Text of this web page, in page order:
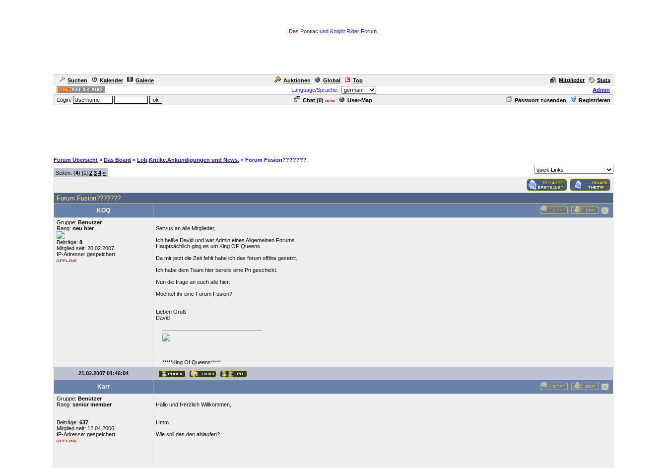
Das Pontiac und Knight Rider Forum.
Suchen Kalender Galerie Auktionen Global Top Mitglieder
Stats
Language/Sprache:
Admin
Login:
Chat (0) new User-Map Passwort zusenden Registrieren
Forum Übersicht » Das Board » Lob,Kritike,Ankündigungen und News. » Forum Fusion???????
Seiten: (4) [1] 2 3 4 »
Forum Fusion???????
KOQ
Gruppe: Benutzer
Rang: neu hier
Beiträge: 8
Mitglied seit: 20.02.2007
IP-Adresse: gespeichert
Servus an alle Mitglieder,
Ich heiße David und war Admin eines Allgemeinen Forums.
Hauptsächlich ging es um King OF Queens.
Da mir jetzt die Zeit fehlt habe ich das forum offline gesetzt.
Ich habe dem Team hier bereits eine Pn geschickt.
Nun die frage an euch alle hier:
Möchtet ihr eine Forum Fusion?
Lieben Gruß
David
*****King Of Queens*****
21.02.2007 01:46:04
Karr
Gruppe: Benutzer
Rang: senior member
Beiträge: 637
Mitglied seit: 12.04.2006
IP-Adresse: gespeichert
Hallo und Herzlich Willkommen,
Hmm..
Wie soll das den ablaufen?